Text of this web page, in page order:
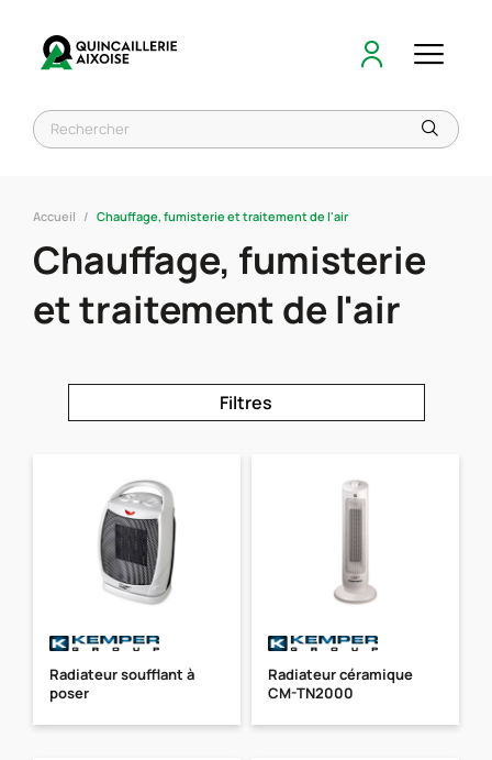
Accueil Chauffage, fumisterie et traitement de l'air
Chauffage, fumisterie
et traitement de l'air
Filtres
Radiateur soufflant à
poser
Radiateur céramique
CM-TN2000